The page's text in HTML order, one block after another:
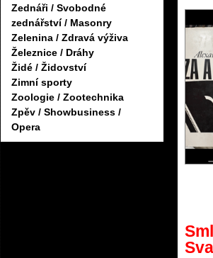
Zednáři / Svobodné
zednářství / Masonry
Zelenina / Zdravá výživa
Železnice / Dráhy
Židé / Židovství
Zimní sporty
Zoologie / Zootechnika
Zpěv / Showbusiness /
Opera